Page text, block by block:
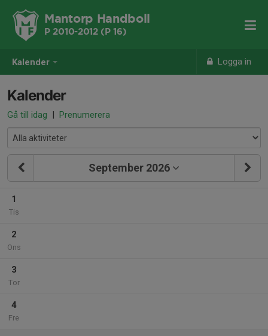
Kalender Logga in
Mantorp Handboll
P 2010-2012 (P 16)
Kalender
Gå till idag | Prenumerera
September 2026
1
Tis
2
Ons
3
Tor
4
Fre